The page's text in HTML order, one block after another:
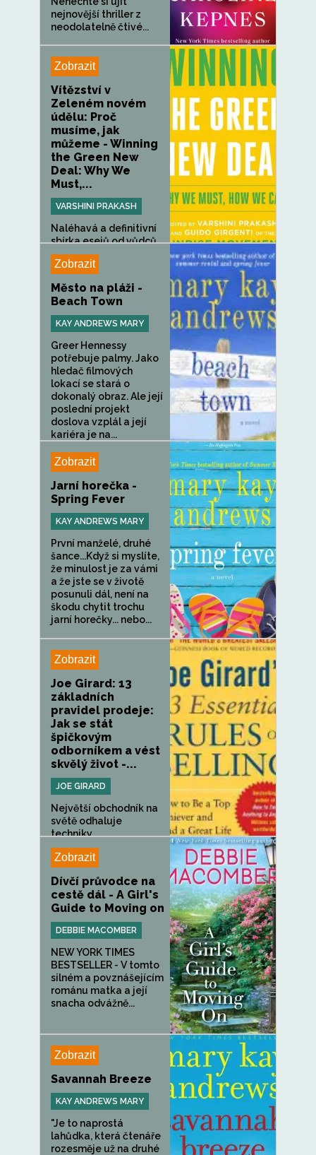
nejnovější thriller z
neodolatelně čtivé...
Zobrazit
Vítězství v
Zeleném novém
údělu: Proč
musíme, jak
můžeme - Winning
the Green New
Deal: Why We
Must,...
VARSHINI PRAKASH
Naléhavá a definitivní
sbírka esejů od vůdců
a...
Zobrazit
Město na pláži -
Beach Town
KAY ANDREWS MARY
Greer Hennessy
potřebuje palmy. Jako
hledač filmových
lokací se stará o
dokonalý obraz. Ale její
poslední projekt
doslova vzplál a její
kariéra je na...
Zobrazit
Jarní horečka -
Spring Fever
KAY ANDREWS MARY
První manželé, druhé
šance...Když si myslíte,
že minulost je za vámi
a že jste se v životě
posunuli dál, není na
škodu chytit trochu
jarní horečky... nebo...
Zobrazit
Joe Girard: 13
základních
pravidel prodeje:
Jak se stát
špičkovým
odborníkem a vést
skvělý život -...
JOE GIRARD
Největší obchodník na
světě odhaluje
techniky...
Zobrazit
Dívčí průvodce na
cestě dál - A Girl's
Guide to Moving on
DEBBIE MACOMBER
NEW YORK TIMES
BESTSELLER - V tomto
silném a povznášejícím
románu matka a její
snacha odvážně...
Zobrazit
Savannah Breeze
KAY ANDREWS MARY
"Je to naprostá
lahůdka, která čtenáře
rozesměje už na druhé